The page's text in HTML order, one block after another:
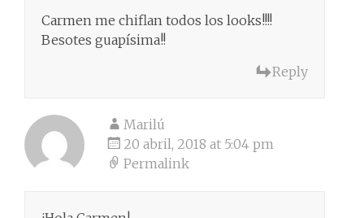
Carmen me chiflan todos los looks!!!!
Besotes guapísima!!
Reply
Marilú
20 abril, 2018 at 5:04 pm
Permalink